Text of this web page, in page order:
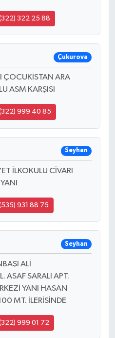
322 25 88
Çukurova
ÇOCUKİSTAN ARA
ASM KARŞISI
999 40 85
Seyhan
İLKOKULU CİVARI
931 88 75
Seyhan
ALİ
ASAF SARALI APT.
YANI HASAN
MT. İLERİSİNDE
999 01 72